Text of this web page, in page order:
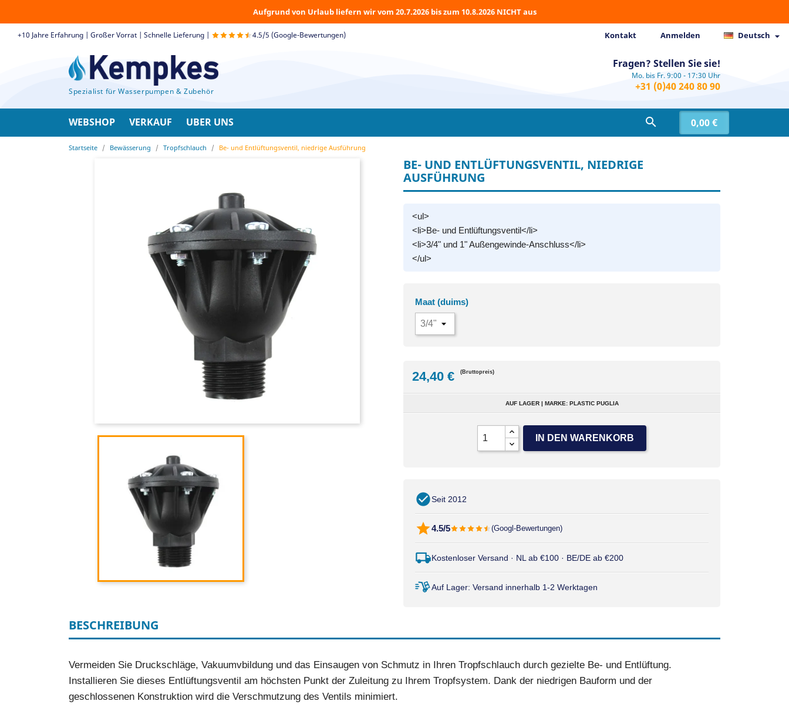
Aufgrund von Urlaub liefern wir vom 20.7.2026 bis zum 10.8.2026 NICHT aus
+10 Jahre Erfahrung | Großer Vorrat | Schnelle Lieferung | 4.5/5 (Google-Bewertungen) Kontakt Anmelden Deutsch 
Spezialist für Wasserpumpen & Zubehör
Fragen? Stellen Sie sie!
Mo. bis Fr. 9:00 - 17:30 Uhr
+31 (0)40 240 80 90
0,00 €

WEBSHOP VERKAUF UBER UNS
Startseite Bewässerung Tropfschlauch Be- und Entlüftungsventil, niedrige Ausführung
BE- UND ENTLÜFTUNGSVENTIL, NIEDRIGE
AUSFÜHRUNG
<ul>
<li>Be- und Entlüftungsventil</li>
<li>3/4" und 1" Außengewinde-Anschluss</li>
</ul>
Maat (duims)
24,40 € (Bruttopreis)
AUF LAGER | MARKE: PLASTIC PUGLIA
IN DEN WARENKORB
Seit 2012
4.5/5 (Googl-Bewertungen)
Kostenloser Versand · NL ab €100 · BE/DE ab €200
Auf Lager: Versand innerhalb 1-2 Werktagen
BESCHREIBUNG
Vermeiden Sie Druckschläge, Vakuumvbildung und das Einsaugen von Schmutz in Ihren Tropfschlauch durch gezielte Be- und Entlüftung.
Installieren Sie dieses Entlüftungsventil am höchsten Punkt der Zuleitung zu Ihrem Tropfsystem. Dank der niedrigen Bauform und der
geschlossenen Konstruktion wird die Verschmutzung des Ventils minimiert.